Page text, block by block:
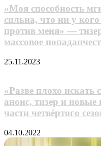
«Моя способность
сильна, что ни у
против меня» —
массовое
25.11.2023
«Разве плохо искать
анонс, тизер и
части четвёртого
04.10.2022